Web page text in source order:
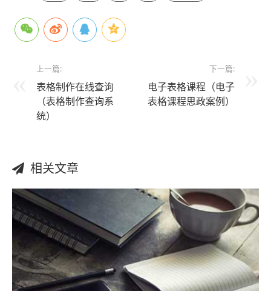
上一篇:
表格制作在线查询
（表格制作查询系
统）
下一篇:
电子表格课程（电子
表格课程思政案例）
相关文章